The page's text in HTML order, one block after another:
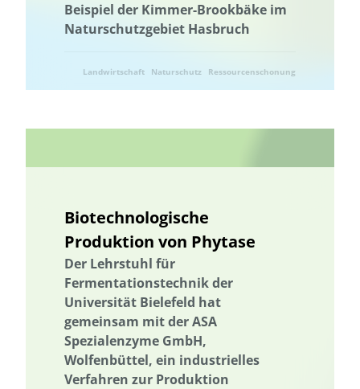
Beispiel der Kimmer-Brookbäke im
Naturschutzgebiet Hasbruch
Landwirtschaft Naturschutz Ressourcenschonung
Biotechnologische
Produktion von Phytase
Der Lehrstuhl für
Fermentationstechnik der
Universität Bielefeld hat
gemeinsam mit der ASA
Spezialenzyme GmbH,
Wolfenbüttel, ein industrielles
Verfahren zur Produktion